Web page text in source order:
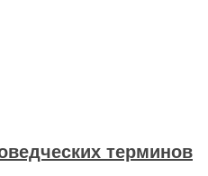
терминов